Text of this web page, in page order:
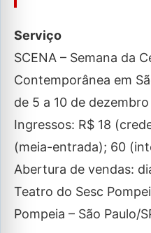
Serviço
SCENA – Semana da
Contemporânea em
de 5 a 10 de
Ingressos: R$ 18
(meia-entrada); 60
Abertura de vendas:
Teatro do Sesc
Pompeia – São Paulo/